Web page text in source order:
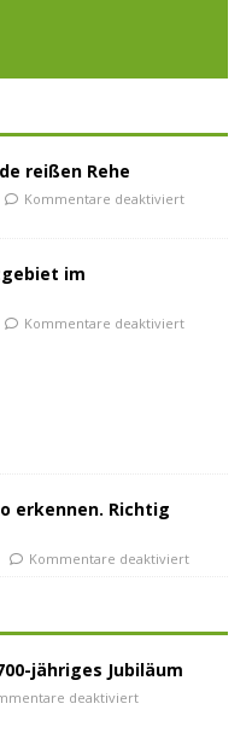
reißen Rehe
Kommentare deaktiviert
im
Kommentare deaktiviert
erkennen. Richtig
Kommentare deaktiviert
jähriges Jubiläum
deaktiviert